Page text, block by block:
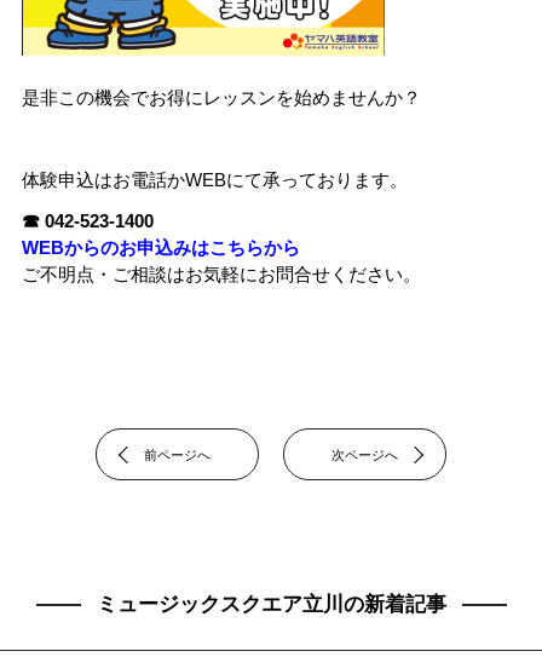
是非この機会でお得にレッスンを始めませんか？
体験申込はお電話かWEBにて承っております。
☎ 042-523-1400
WEBからのお申込みはこちらから
ご不明点・ご相談はお気軽にお問合せください。
前ページへ 次ページへ
ミュージックスクエア立川の新着記事